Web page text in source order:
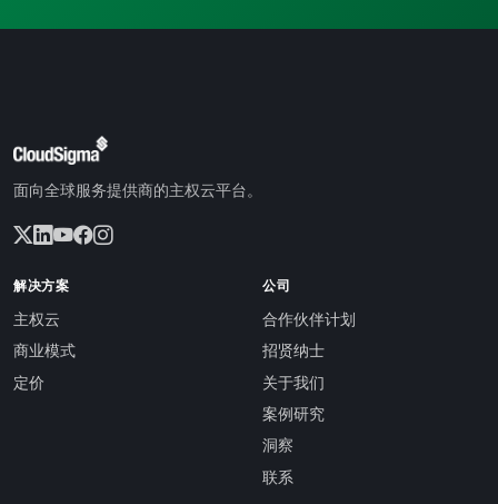
面向全球服务提供商的主权云平台。
解决方案
主权云
商业模式
定价
公司
合作伙伴计划
招贤纳士
关于我们
案例研究
洞察
联系